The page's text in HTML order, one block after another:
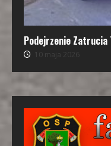
Podejrzenie Zatrucia
10 maja 2026